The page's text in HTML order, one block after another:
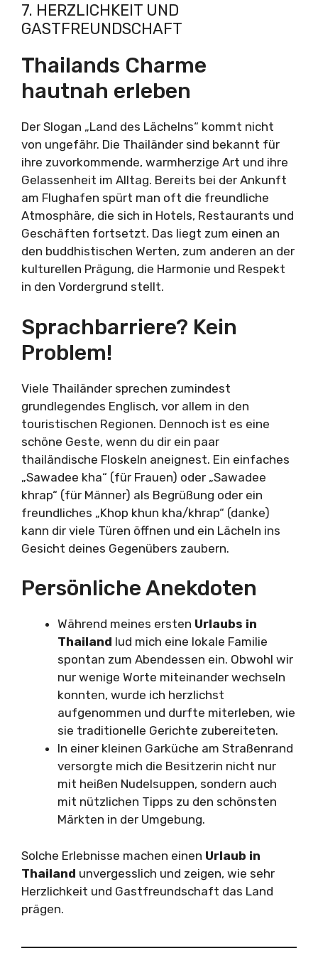
7. HERZLICHKEIT UND
GASTFREUNDSCHAFT
Thailands Charme
hautnah erleben
Der Slogan „Land des Lächelns“ kommt nicht
von ungefähr. Die Thailänder sind bekannt für
ihre zuvorkommende, warmherzige Art und ihre
Gelassenheit im Alltag. Bereits bei der Ankunft
am Flughafen spürt man oft die freundliche
Atmosphäre, die sich in Hotels, Restaurants und
Geschäften fortsetzt. Das liegt zum einen an
den buddhistischen Werten, zum anderen an der
kulturellen Prägung, die Harmonie und Respekt
in den Vordergrund stellt.
Sprachbarriere? Kein
Problem!
Viele Thailänder sprechen zumindest
grundlegendes Englisch, vor allem in den
touristischen Regionen. Dennoch ist es eine
schöne Geste, wenn du dir ein paar
thailändische Floskeln aneignest. Ein einfaches
„Sawadee kha“ (für Frauen) oder „Sawadee
khrap“ (für Männer) als Begrüßung oder ein
freundliches „Khop khun kha/khrap“ (danke)
kann dir viele Türen öffnen und ein Lächeln ins
Gesicht deines Gegenübers zaubern.
Persönliche Anekdoten
Während meines ersten Urlaubs in
Thailand lud mich eine lokale Familie
spontan zum Abendessen ein. Obwohl wir
nur wenige Worte miteinander wechseln
konnten, wurde ich herzlichst
aufgenommen und durfte miterleben, wie
sie traditionelle Gerichte zubereiteten.
In einer kleinen Garküche am Straßenrand
versorgte mich die Besitzerin nicht nur
mit heißen Nudelsuppen, sondern auch
mit nützlichen Tipps zu den schönsten
Märkten in der Umgebung.
Solche Erlebnisse machen einen Urlaub in
Thailand unvergesslich und zeigen, wie sehr
Herzlichkeit und Gastfreundschaft das Land
prägen.